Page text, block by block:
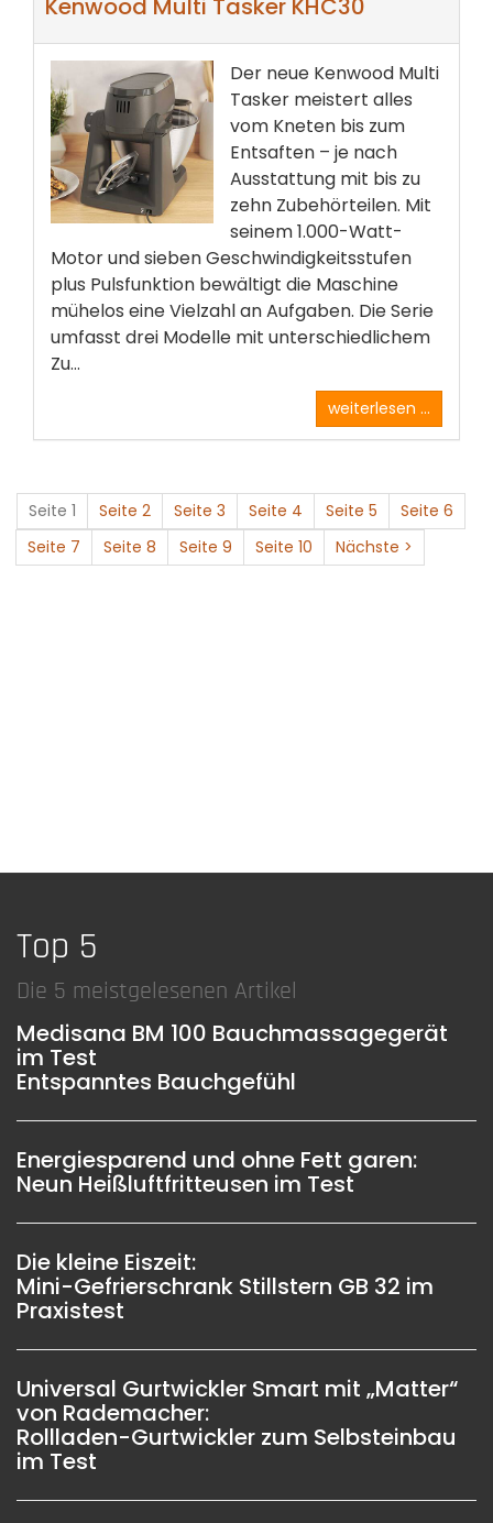
Kenwood Multi Tasker KHC30
Der neue Kenwood Multi
Tasker meistert alles
vom Kneten bis zum
Entsaften – je nach
Ausstattung mit bis zu
zehn Zubehörteilen. Mit
seinem 1.000-Watt-
Motor und sieben Geschwindigkeitsstufen
plus Pulsfunktion bewältigt die Maschine
mühelos eine Vielzahl an Aufgaben. Die Serie
umfasst drei Modelle mit unterschiedlichem
Zu...
weiterlesen ...
Seite 1 Seite 2 Seite 3 Seite 4 Seite 5
Seite 6
Seite 7
Seite 8 Seite 9 Seite 10 Nächste >
Top 5
Die 5 meistgelesenen Artikel
Medisana BM 100 Bauchmassagegerät
im Test
Entspanntes Bauchgefühl
Energiesparend und ohne Fett garen:
Neun Heißluftfritteusen im Test
Die kleine Eiszeit:
Mini-Gefrierschrank Stillstern GB 32 im
Praxistest
Universal Gurtwickler Smart mit „Matter“
von Rademacher:
Rollladen-Gurtwickler zum Selbsteinbau
im Test